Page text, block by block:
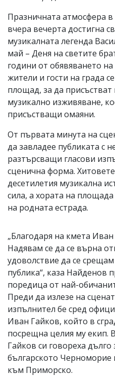
сигнализирайте
Празничната атмосфера
вчера вечерта достигна
музикалната легенда
май – Деня на светите
години от обявяването
жители и гости на града
площад, за да присъстват
музикално изживяване,
присъстващи омаяни.
От първата минута на
да завладее публиката с
разтърсващи гласови
сценична форма.
десетилетия музикална
сила, а хората на
на родната естрада.
„Благодаря на кмета
Надявам се да се върна
удоволствие да се
публика“, каза Найденов
поредица от най-
Преди да излезе на
изпълнител бе сред
Иван Гайков, който в
посрещна целия му екип.
Гайков си говореха дълго
българското
към Приморско.